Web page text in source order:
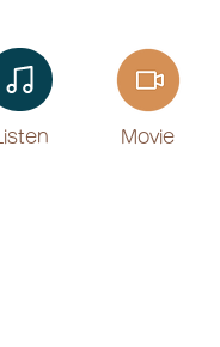
Listen​ Movie